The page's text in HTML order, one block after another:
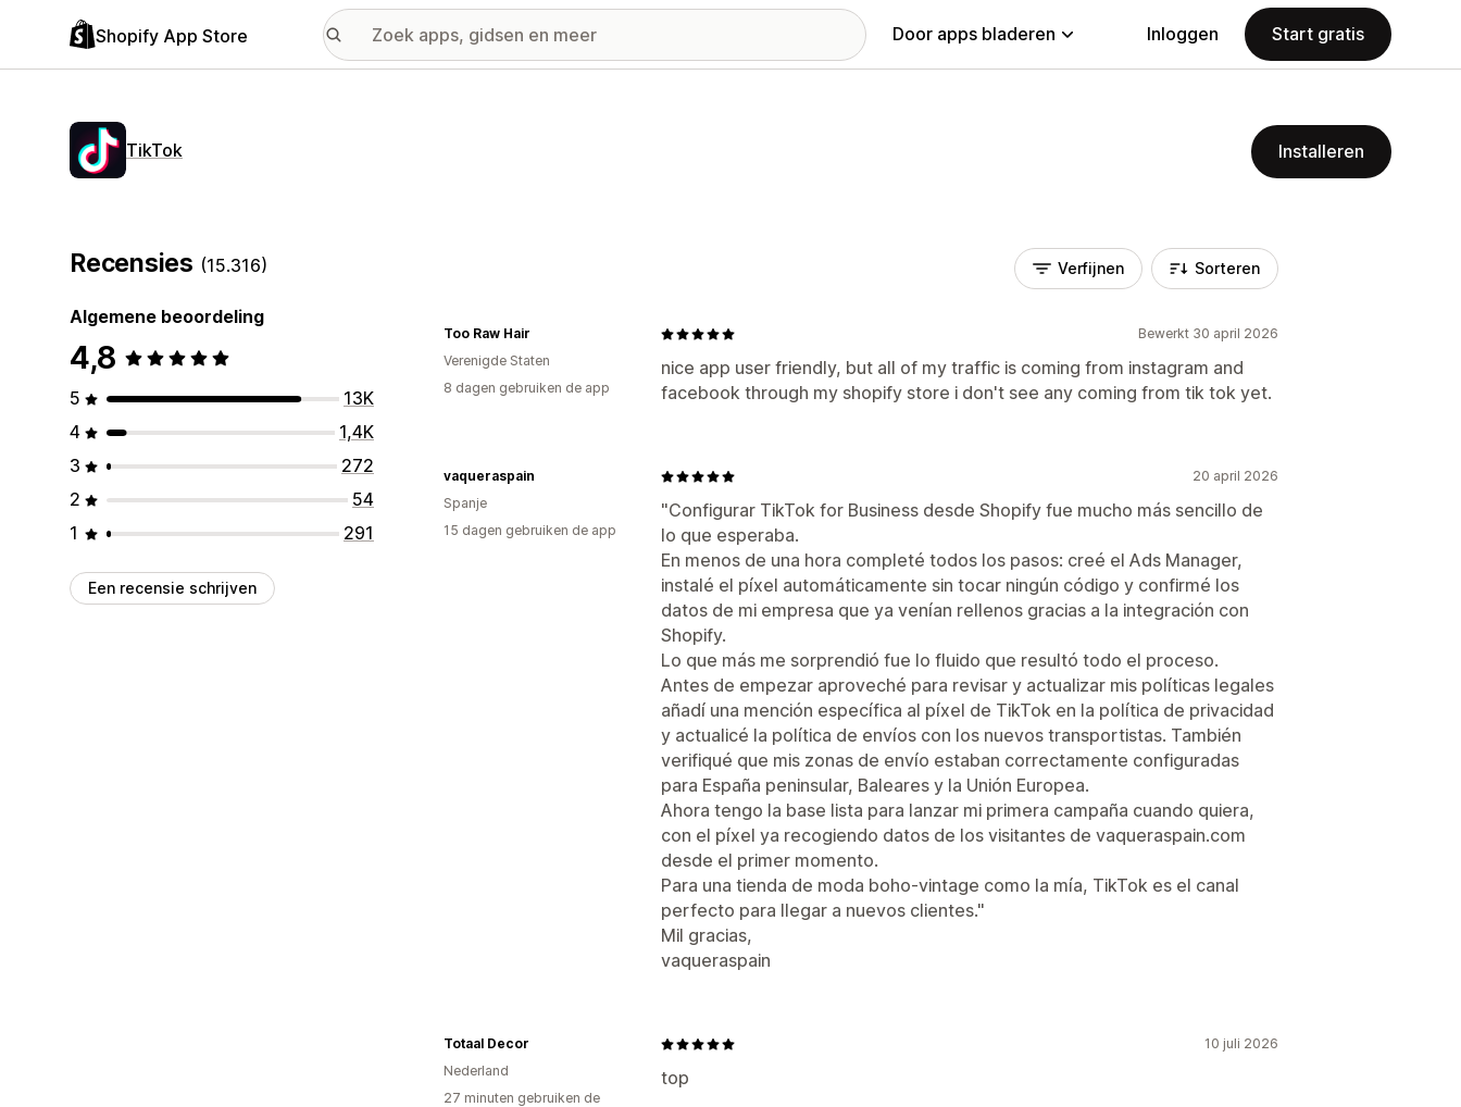
Shopify App Store Door apps bladeren Inloggen Start gratis
TikTok Installeren
Recensies (15.316)
Algemene beoordeling
4,8
5
13K
4
1,4K
3
272
2
54
1
291
Een recensie schrijven
Verfijnen Sorteren
Bewerkt 30 april 2026
nice app user friendly, but all of my traffic is coming from instagram and
facebook through my shopify store i don't see any coming from tik tok yet.
Too Raw Hair
Verenigde Staten
8 dagen gebruiken de app
20 april 2026
"Configurar TikTok for Business desde Shopify fue mucho más sencillo de
lo que esperaba.
En menos de una hora completé todos los pasos: creé el Ads Manager,
instalé el píxel automáticamente sin tocar ningún código y confirmé los
datos de mi empresa que ya venían rellenos gracias a la integración con
Shopify.
Lo que más me sorprendió fue lo fluido que resultó todo el proceso.
Antes de empezar aproveché para revisar y actualizar mis políticas legales
añadí una mención específica al píxel de TikTok en la política de privacidad
y actualicé la política de envíos con los nuevos transportistas. También
verifiqué que mis zonas de envío estaban correctamente configuradas
para España peninsular, Baleares y la Unión Europea.
Ahora tengo la base lista para lanzar mi primera campaña cuando quiera,
con el píxel ya recogiendo datos de los visitantes de vaqueraspain.com
desde el primer momento.
Para una tienda de moda boho-vintage como la mía, TikTok es el canal
perfecto para llegar a nuevos clientes."
Mil gracias,
vaqueraspain
vaqueraspain
Spanje
15 dagen gebruiken de app
10 juli 2026
top
Totaal Decor
Nederland
27 minuten gebruiken de